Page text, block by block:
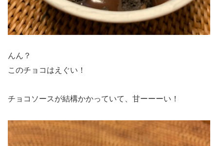
んん？
このチョコはえぐい！
チョコソースが結構かかっていて、甘ーーーい！